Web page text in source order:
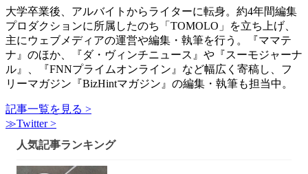
大学卒業後、アルバイトからライターに転身。約4年間編集
プロダクションに所属したのち「TOMOLO」を立ち上げ、
主にウェブメディアの運営や編集・執筆を行う。『ママテ
ナ』のほか、『ダ・ヴィンチニュース』や『スーモジャーナ
ル』、『FNNプライムオンライン』など幅広く寄稿し、フ
リーマガジン『BizHintマガジン』の編集・執筆も担当中。
記事一覧を見る >
≫Twitter >
人気記事ランキング